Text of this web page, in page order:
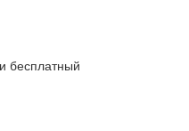
бесплатный